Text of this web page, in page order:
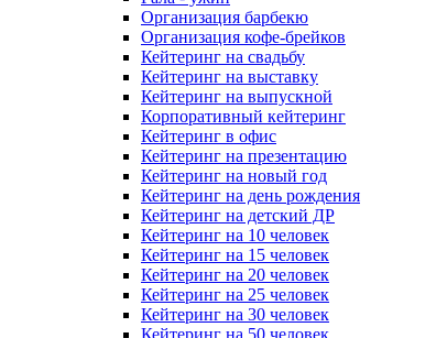
Организация барбекю
Организация кофе-брейков
Кейтеринг на свадьбу
Кейтеринг на выставку
Кейтеринг на выпускной
Корпоративный кейтеринг
Кейтеринг в офис
Кейтеринг на презентацию
Кейтеринг на новый год
Кейтеринг на день рождения
Кейтеринг на детский ДР
Кейтеринг на 10 человек
Кейтеринг на 15 человек
Кейтеринг на 20 человек
Кейтеринг на 25 человек
Кейтеринг на 30 человек
Кейтеринг на 50 человек